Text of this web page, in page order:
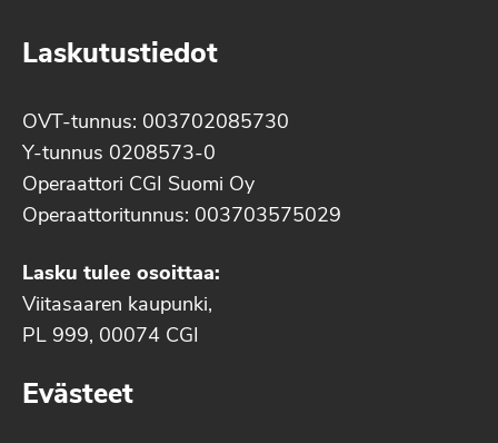
Laskutustiedot
OVT-tunnus: 003702085730
Y-tunnus 0208573-0
Operaattori CGI Suomi Oy
Operaattoritunnus: 003703575029
Lasku tulee osoittaa:
Viitasaaren kaupunki,
PL 999, 00074 CGI
Evästeet